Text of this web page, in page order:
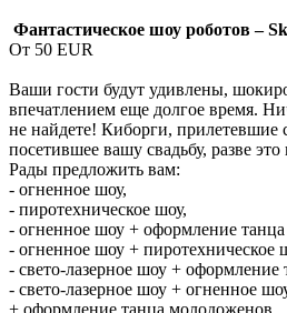
Фантастическое шоу роботов –
От 50 EUR
Ваши гости будут удивлены,
впечатлением еще долгое время.
не найдете! Киборги, прилетевшие
посетившее вашу свадьбу, разве
Рады предложить вам:
- огненное шоу,
- пиротехническое шоу,
- огненное шоу + оформление
- огненное шоу + пиротехническое
- свето-лазерное шоу +
- свето-лазерное шоу + огненное
+ оформление танца молодоженов.